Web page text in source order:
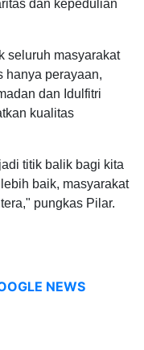
dan kepedulian
seluruh masyarakat
hanya perayaan,
dan Idulfitri
kualitas
titik balik bagi kita
baik, masyarakat
pungkas Pilar.
NEWS